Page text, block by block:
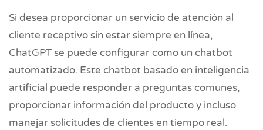
Si desea proporcionar un servicio de atención al
cliente receptivo sin estar siempre en línea,
ChatGPT se puede configurar como un chatbot
automatizado. Este chatbot basado en inteligencia
artificial puede responder a preguntas comunes,
proporcionar información del producto y incluso
manejar solicitudes de clientes en tiempo real.